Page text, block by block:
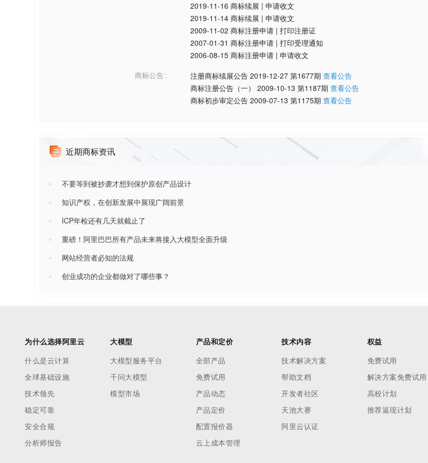
2019-11-16 商标续展 | 申请收文
2019-11-14 商标续展 | 申请收文
2009-11-02 商标注册申请 | 打印注册证
2007-01-31 商标注册申请 | 打印受理通知
2006-08-15 商标注册申请 | 申请收文
商标公告
注册商标续展公告 2019-12-27 第1677期 查看公告
商标注册公告（一）
2009-10-13 第1187期 查看公告
商标初步审定公告 2009-07-13 第1175期 查看公告
近期商标资讯
不要等到被抄袭才想到保护原创产品设计
知识产权，在创新发展中展现广阔前景
ICP年检还有几天就截止了
重磅！阿里巴巴所有产品未来将接入大模型全面升级
网站经营者必知的法规
创业成功的企业都做对了哪些事？